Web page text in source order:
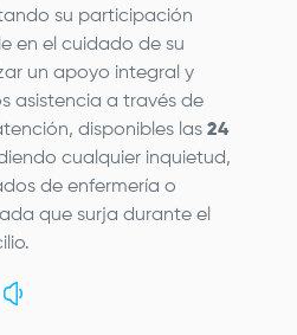
su participación
en el cuidado de su
un apoyo integral y
asistencia a través de
disponibles las 24
cualquier inquietud,
de enfermería o
que surja durante el